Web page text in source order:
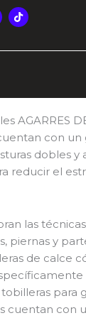
T
i
k
o
AGARRES
con un
dobles y
reducir el
las
piernas y
de calce
para
cuentan con